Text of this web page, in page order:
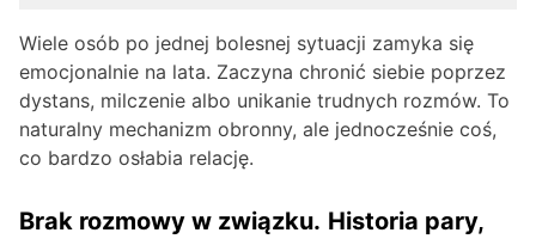
Wiele osób po jednej bolesnej sytuacji zamyka się
emocjonalnie na lata. Zaczyna chronić siebie poprzez
dystans, milczenie albo unikanie trudnych rozmów. To
naturalny mechanizm obronny, ale jednocześnie coś,
co bardzo osłabia relację.
Brak rozmowy w związku. Historia pary,